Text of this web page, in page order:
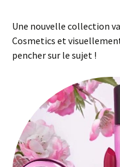
Une nouvelle collection
Cosmetics et
pencher sur le sujet !